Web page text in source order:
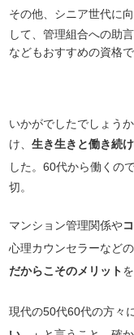
その他、シニア世代に
して、管理組合への助
などもおすすめの資格で
いかがでしたでしょう
け、生き生きと働き続
した。60代から働くの
切。
マンション管理関係や
心理カウンセラーなどの
だからこそのメリット
現代の50代60代の方々